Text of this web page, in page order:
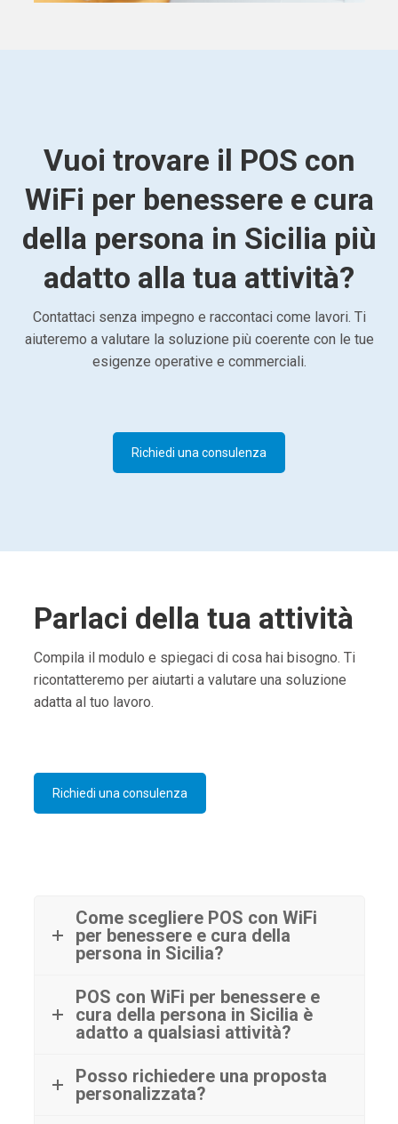
Vuoi trovare il POS con
WiFi per benessere e cura
della persona in Sicilia più
adatto alla tua attività?
Contattaci senza impegno e raccontaci come lavori. Ti
aiuteremo a valutare la soluzione più coerente con le tue
esigenze operative e commerciali.
Richiedi una consulenza
Parlaci della tua attività
Compila il modulo e spiegaci di cosa hai bisogno. Ti
ricontatteremo per aiutarti a valutare una soluzione
adatta al tuo lavoro.
Richiedi una consulenza
Come scegliere POS con WiFi
per benessere e cura della
persona in Sicilia?
POS con WiFi per benessere e
cura della persona in Sicilia è
adatto a qualsiasi attività?
Posso richiedere una proposta
personalizzata?